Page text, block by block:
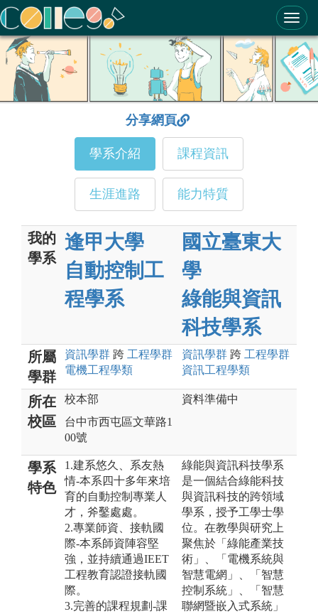
ColleGo! 大學選才與高中育才輔助系統
分享網頁
學系介紹 課程資訊
生涯進路 能力特質
我的
學系
逢甲大學
自動控制工
程學系
國立臺東大
學
綠能與資訊
科技學系
所屬
學群
資訊學群 跨 工程學群
電機工程學類
資訊學群 跨 工程學群
資訊工程學類
所在
校區
校本部
台中市西屯區文華路1
00號
資料準備中
學系
特色
1.建系悠久、系友熱
情-本系四十多年來培
育的自動控制專業人
才，斧鑿處處。
2.專業師資、接軌國
際-本系師資陣容堅
強，並持續通過IEET
工程教育認證接軌國
際。
3.完善的課程規劃-課
綠能與資訊科技學系
是一個結合綠能科技
與資訊科技的跨領域
學系，授予工學士學
位。在教學與研究上
聚焦於「綠能產業技
術」、「電機系統與
智慧電網」、「智慧
控制系統」、「智慧
聯網暨嵌入式系統」